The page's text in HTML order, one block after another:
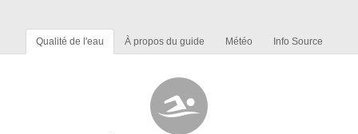
Qualité de l'eau À propos du guide Météo Info Source